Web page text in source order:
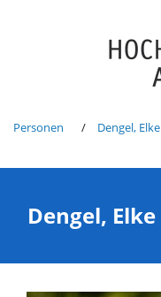
Personen Dengel, Elke
Dengel, Elke